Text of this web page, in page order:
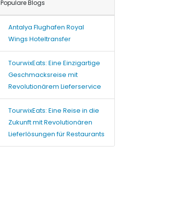
Populare Blogs
Antalya Flughafen Royal
Wings Hoteltransfer
TourwixEats: Eine Einzigartige
Geschmacksreise mit
Revolutionärem Lieferservice
TourwixEats: Eine Reise in die
Zukunft mit Revolutionären
Lieferlösungen für Restaurants